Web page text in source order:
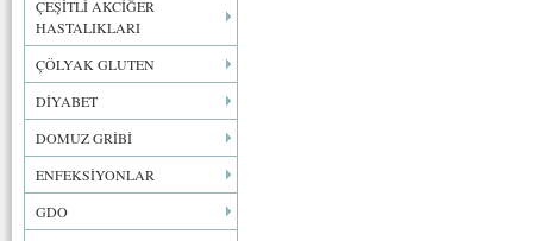
ÇEŞİTLİ AKCİĞER
HASTALIKLARI
ÇÖLYAK GLUTEN
DİYABET
DOMUZ GRİBİ
ENFEKSİYONLAR
GDO